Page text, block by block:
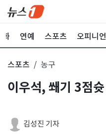
화 연예 스포츠 오피니언
스포츠 농구
이우석, 쐐기 3점슛
김성진 기자